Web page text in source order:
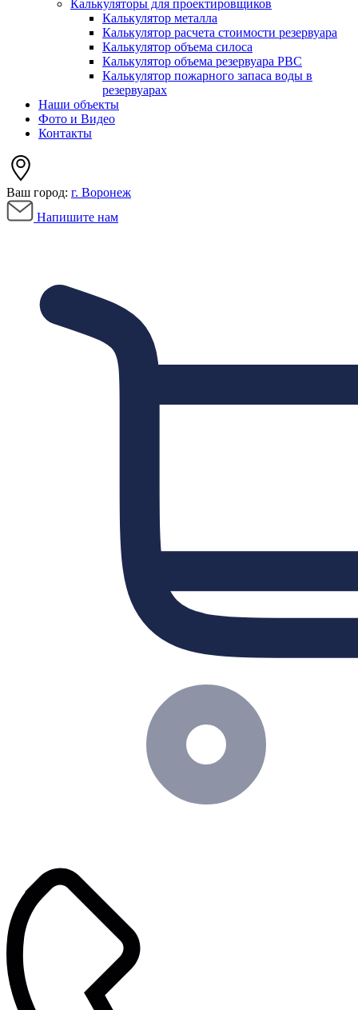
Калькуляторы для проектировщиков
Калькулятор металла
Калькулятор расчета стоимости резервуара
Калькулятор объема силоса
Калькулятор объема резервуара РВС
Калькулятор пожарного запаса воды в
резервуарах
Наши объекты
Фото и Видео
Контакты
Ваш город: г. Воронеж
Напишите нам